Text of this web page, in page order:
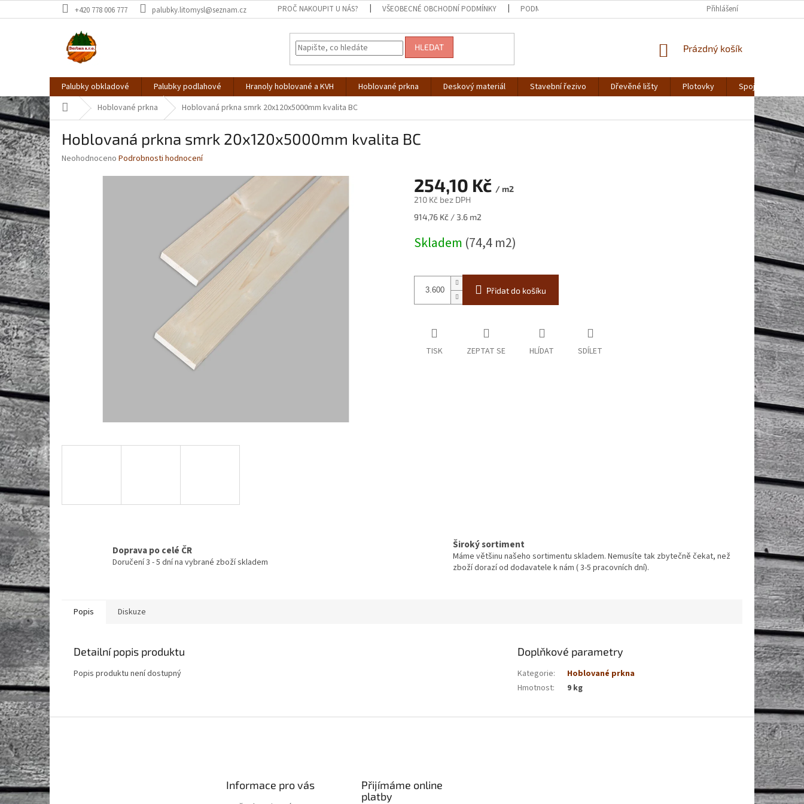
na
+420 778 006 777 palubky.litomysl@seznam.cz PROČ NAKOUPIT U NÁS? VŠEOBECNÉ OBCHODNÍ PODMÍNKY PODMÍNKY OCHRANY OSOBNÍCH ÚDAJŮ Přihlášení
HLEDAT
NÁKUPNÍ
Prázdný košík
Palubky obkladové Palubky podlahové Hranoly hoblované a KVH Hoblované prkna Deskový materiál Stavební řezivo Dřevěné lišty Plotovky
Spojovací
Domů Hoblované prkna Hoblovaná prkna smrk 20x120x5000mm kvalita BC
Hoblovaná prkna smrk 20x120x5000mm kvalita BC
Průměrné
Neohodnoceno Podrobnosti hodnocení
254,10 Kč / m2
210 Kč bez DPH
Měrná
914,76 Kč / 3.6 m2
Skladem (74,4 m2)
Přidat do košíku
TISK ZEPTAT SE HLÍDAT SDÍLET
Doprava po celé ČR
Doručení 3 - 5 dní na vybrané zboží skladem
Široký sortiment
Máme většinu našeho sortimentu skladem. Nemusíte tak zbytečně čekat, než
zboží dorazí od dodavatele k nám ( 3-5 pracovních dní).
Popis Diskuze
Detailní popis produktu
Popis produktu není dostupný
Doplňkové parametry
Kategorie:
Hoblované prkna
Hmotnost: 9 kg
Z
á
p
a
t
í
Informace pro vás
Přijímáme online
platby